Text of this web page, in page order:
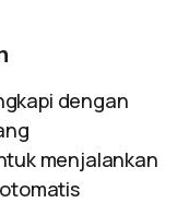
dengan
menjalankan